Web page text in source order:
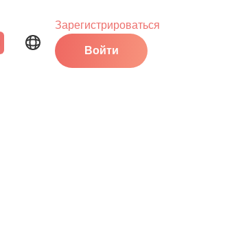
Зарегистрироваться
Войти